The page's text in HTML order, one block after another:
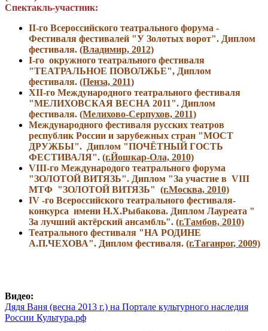
Спектакль-участник:
II-го Всероссийского театрального форума -
Фестиваля фестивалей "У Золотых ворот". Диплом
фестиваля. (Владимир, 2012)
I-го окружного театрального фестиваля
"ТЕАТРАЛЬНОЕ ПОВОЛЖЬЕ", Диплом
фестиваля. (Пенза, 2011)
XII-го Международного театрального фестиваля
"МЕЛИХОВСКАЯ ВЕСНА 2011". Диплом
фестиваля. (Мелихово-Серпухов, 2011)
Международного фестиваля русских театров
республик России и зарубежных стран "МОСТ
ДРУЖБЫ". Диплом "ПОЧЁТНЫЙ ГОСТЬ
ФЕСТИВАЛЯ". (г.Йошкар-Ола, 2010)
VIII-го Международого театрального форума
"ЗОЛОТОЙ ВИТЯЗЬ". Диплом "За участие в VIII
МТФ "ЗОЛОТОЙ ВИТЯЗЬ" (г.Москва, 2010)
IV -го Всероссийского театрального фестиваля-
конкурса имени Н.Х.Рыбакова. Диплом Лауреата "
За лучший актёрский ансамбль". (г.Тамбов, 2010)
Театрального фестиваля "НА РОДИНЕ
А.П.ЧЕХОВА". Диплом фестиваля. (г.Таганрог, 2009)
Видео:
Дядя Ваня (весна 2013 г.) на Портале культурного наследия
России Культура.рф